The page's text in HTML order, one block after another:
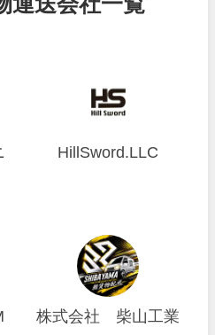
HillSword.LLC
株式会社 柴山工業